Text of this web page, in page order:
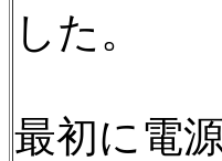
した。
最初に電